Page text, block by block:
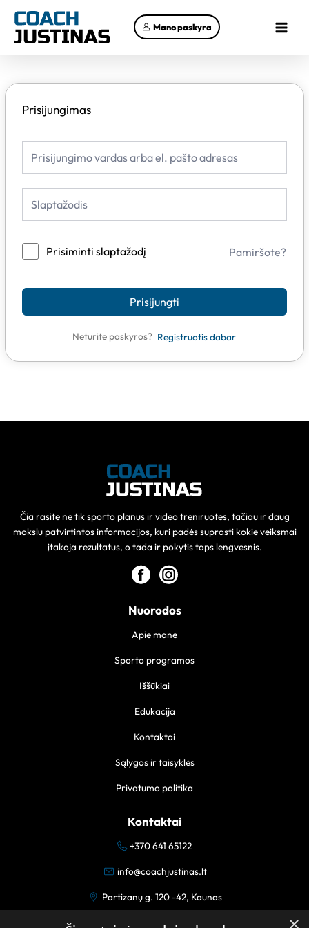
prie
turinio
Mano paskyra
Menu
Prisijungimas
Prisiminti slaptažodį Pamiršote?
Prisijungti
Neturite paskyros? Registruotis dabar
Čia rasite ne tik sporto planus ir video treniruotes, tačiau ir daug
mokslu patvirtintos informacijos, kuri padės suprasti kokie veiksmai
įtakoja rezultatus, o tada ir pokytis taps lengvesnis.
Nuorodos
Apie mane
Sporto programos
Iššūkiai
Edukacija
Kontaktai
Sąlygos ir taisyklės
Privatumo politika
Kontaktai
+370 641 65122
info@coachjustinas.lt
Partizanų g. 120 -42, Kaunas